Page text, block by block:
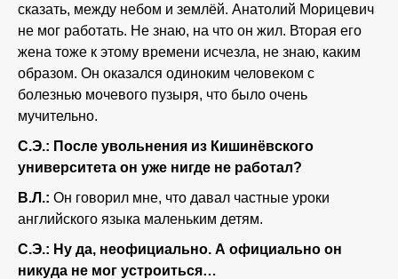
сказать, между небом и землёй. Анатолий Морицевич
не мог работать. Не знаю, на что он жил. Вторая его
жена тоже к этому времени исчезла, не знаю, каким
образом. Он оказался одиноким человеком с
болезнью мочевого пузыря, что было очень
мучительно.
С.Э.: После увольнения из Кишинёвского
университета он уже нигде не работал?
В.Л.: Он говорил мне, что давал частные уроки
английского языка маленьким детям.
С.Э.: Ну да, неофициально. А официально он
никуда не мог устроиться…